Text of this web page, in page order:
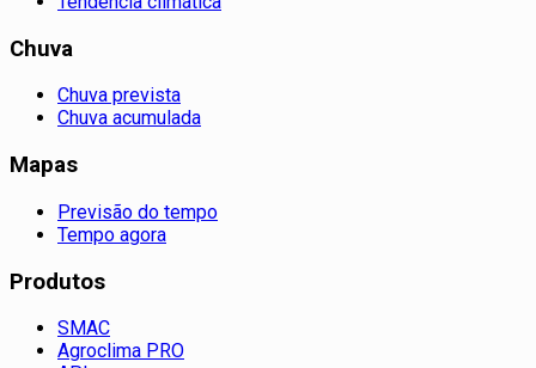
Chuva
Chuva prevista
Chuva acumulada
Mapas
Previsão do tempo
Tempo agora
Produtos
SMAC
Agroclima PRO